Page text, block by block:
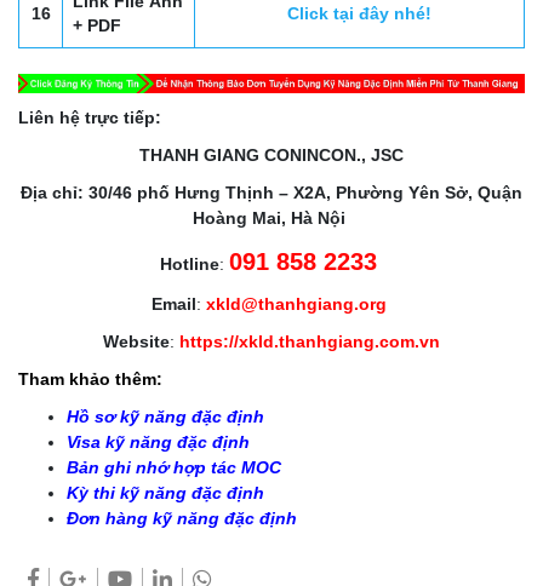
16
+ PDF
Click tại đây nhé!
Liên hệ trực tiếp:
THANH GIANG CONINCON., JSC
Địa chỉ: 30/46 phố Hưng Thịnh – X2A, Phường Yên Sở, Quận
Hoàng Mai, Hà Nội
Hotline: 091 858 2233
Email: xkld@thanhgiang.org
Website: https://xkld.thanhgiang.com.vn
Tham khảo thêm:
Hồ sơ kỹ năng đặc định
Visa kỹ năng đặc định
Bản ghi nhớ hợp tác MOC
Kỳ thi kỹ năng đặc định
Đơn hàng kỹ năng đặc định